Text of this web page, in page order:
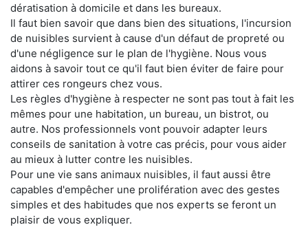
dératisation à domicile et dans les bureaux.
Il faut bien savoir que dans bien des situations, l'incursion
de nuisibles survient à cause d'un défaut de propreté ou
d'une négligence sur le plan de l'hygiène. Nous vous
aidons à savoir tout ce qu'il faut bien éviter de faire pour
attirer ces rongeurs chez vous.
Les règles d'hygiène à respecter ne sont pas tout à fait les
mêmes pour une habitation, un bureau, un bistrot, ou
autre. Nos professionnels vont pouvoir adapter leurs
conseils de sanitation à votre cas précis, pour vous aider
au mieux à lutter contre les nuisibles.
Pour une vie sans animaux nuisibles, il faut aussi être
capables d'empêcher une prolifération avec des gestes
simples et des habitudes que nos experts se feront un
plaisir de vous expliquer.